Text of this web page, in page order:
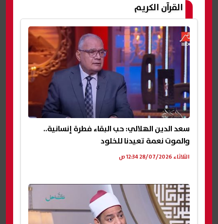
القرآن الكريم
سعد الدين الهلالي: حب البقاء فطرة إنسانية..
والموت نعمة تعيدنا للخلود
الثلاثاء 28/07/2026 12:34 ص